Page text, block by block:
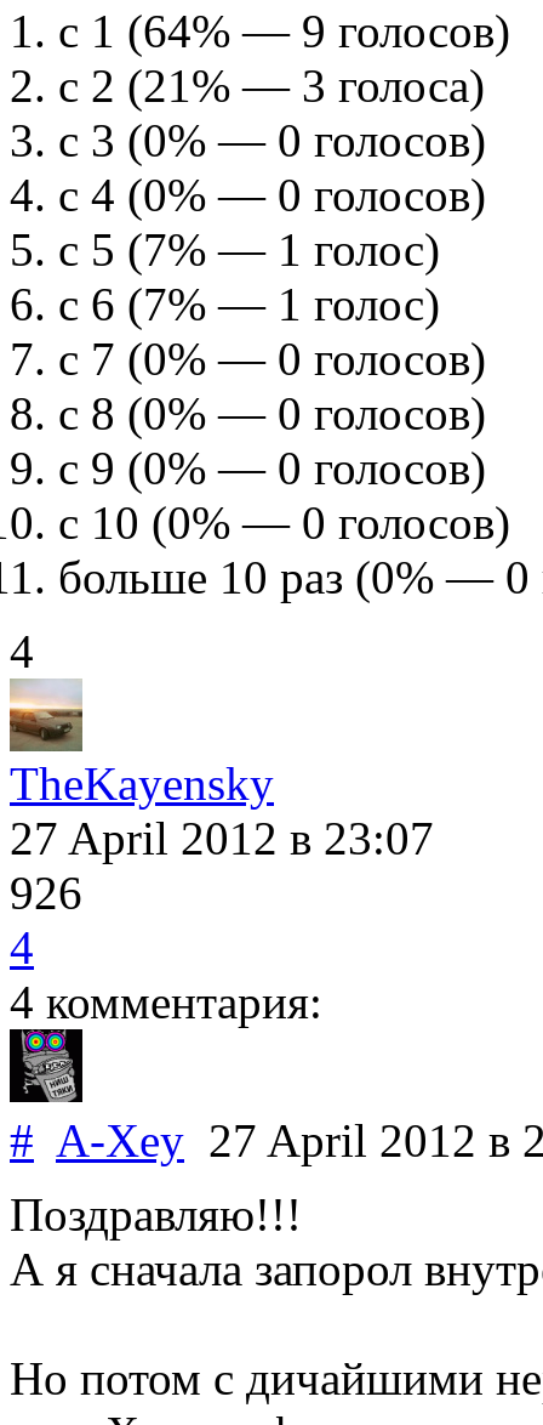
с 1 (64% — 9 голосов)
с 2 (21% — 3 голоса)
с 3 (0% — 0 голосов)
с 4 (0% — 0 голосов)
с 5 (7% — 1 голос)
с 6 (7% — 1 голос)
с 7 (0% — 0 голосов)
с 8 (0% — 0 голосов)
с 9 (0% — 0 голосов)
с 10 (0% — 0 голосов)
больше 10 раз (0% — 0
4
TheKayensky
27 April 2012 в 23:07
926
4
4 комментария:
# A-Xey 27 April 2012 в
Поздравляю!!!
А я сначала запорол
Но потом с дичайшими